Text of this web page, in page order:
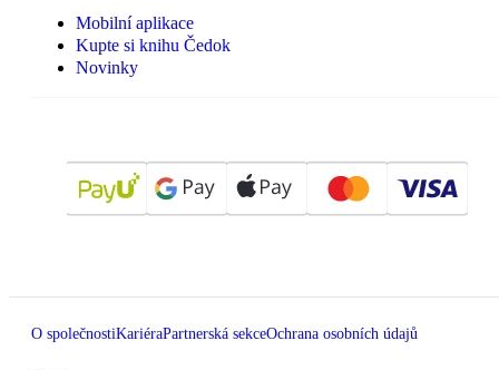
Mobilní aplikace
Kupte si knihu Čedok
Novinky
O společnostiKariéraPartnerská sekceOchrana osobních údajů